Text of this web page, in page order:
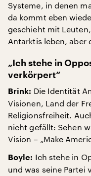
Systeme, in denen
da kommt eben
geschieht mit
Antarktis leben, aber
„Ich stehe in
verkörpert“
Brink: Die Identität
Visionen, Land der
Religionsfreiheit.
nicht gefällt: Sehen
Vision – „Make
Boyle: Ich stehe in
und was seine Partei